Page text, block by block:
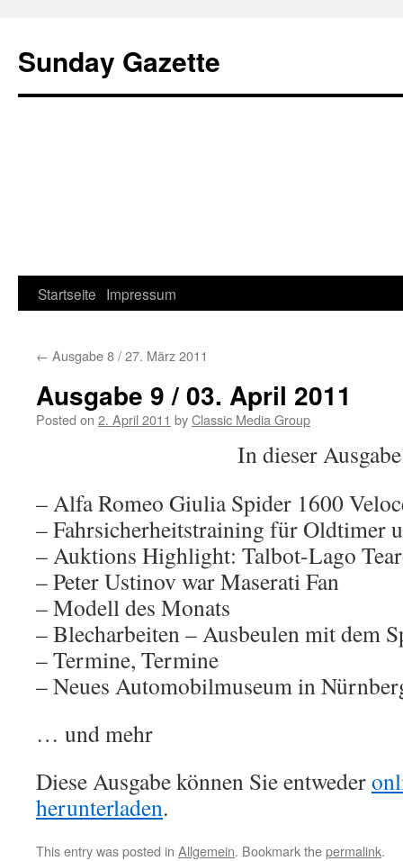
Sunday Gazette
Skip
content
Startseite Impressum
← Ausgabe 8 / 27. März 2011
Ausgabe 9 / 03. April 2011
Posted on 2. April 2011 byClassic Media Group
In dieser
– Alfa Romeo Giulia Spider 1600
– Fahrsicherheitstraining für Oldtimer
– Auktions Highlight: Talbot-Lago
– Peter Ustinov war Maserati Fan
– Modell des Monats
– Blecharbeiten – Ausbeulen mit dem
– Termine, Termine
– Neues Automobilmuseum in
… und mehr
Diese Ausgabe können Sie entweder
herunterladen.
This entry was posted in Allgemein. Bookmark thepermalink.